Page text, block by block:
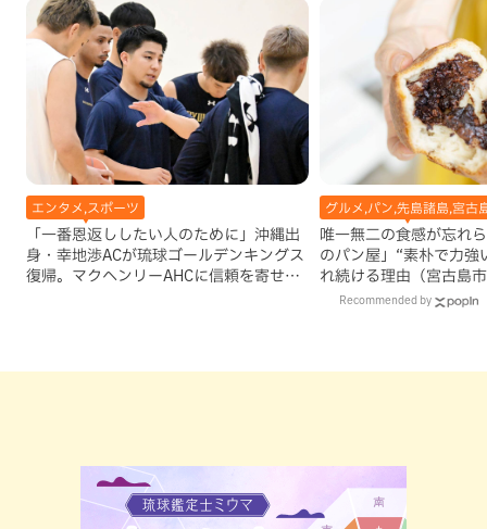
エンタメ,スポーツ
「一番恩返ししたい人のために」沖縄出
身・幸地渉ACが琉球ゴールデンキングス
復帰。マクヘンリーAHCに信頼を寄せる
グルメ,パン,先島諸島,宮古
唯一無二の食感が忘れ
のパン屋」“素朴で力強
れ続ける理由（宮古島
Recommended by